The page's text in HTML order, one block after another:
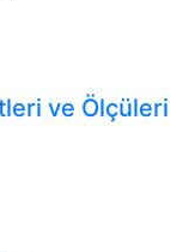
ve Ölçüleri